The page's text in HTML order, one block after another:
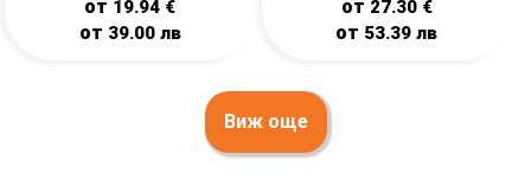
от 19.94 €
от 39.00 лв
от 27.30 €
от 53.39лв
Виж още